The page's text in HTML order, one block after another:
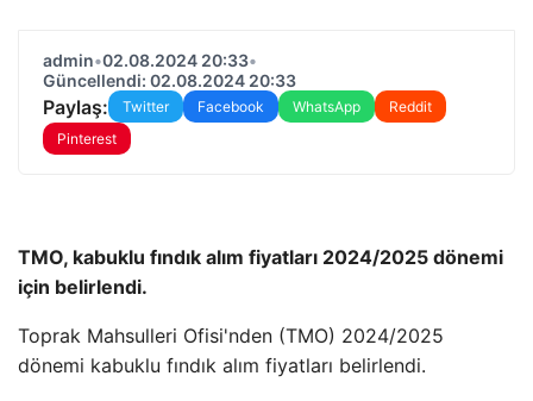
admin•02.08.2024 20:33•
Güncellendi: 02.08.2024 20:33
Paylaş: Twitter Facebook WhatsApp
Reddit
Pinterest
TMO, kabuklu fındık alım fiyatları 2024/2025 dönemi
için belirlendi.
Toprak Mahsulleri Ofisi'nden (TMO) 2024/2025
dönemi kabuklu fındık alım fiyatları belirlendi.